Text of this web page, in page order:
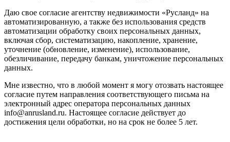
Даю свое согласие агентству недвижимости «Русланд» на
автоматизированную, а также без использования средств
автоматизации обработку своих персональных данных,
включая сбор, систематизацию, накопление, хранение,
уточнение (обновление, изменение), использование,
обезличивание, передачу банкам, уничтожение персональных
данных.
Мне известно, что в любой момент я могу отозвать настоящее
согласие путем направления соответствующего письма на
электронный адрес оператора персональных данных
info@anrusland.ru. Настоящее согласие действует до
достижения цели обработки, но на срок не более 5 лет.